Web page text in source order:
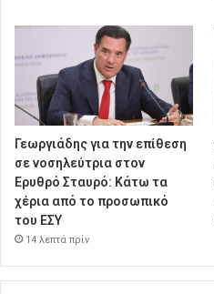
Γεωργιάδης για την επίθεση
σε νοσηλεύτρια στον
Ερυθρό Σταυρό: Κάτω τα
χέρια από το προσωπικό
του ΕΣΥ
14 λεπτά πρίν